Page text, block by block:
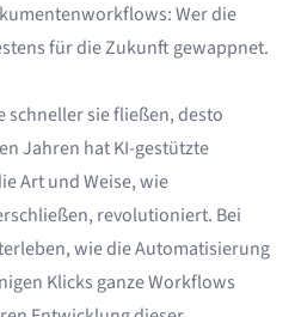
Wer die
für die Zukunft gewappnet.
schneller sie fließen, desto
Jahren hat KI-gestützte
Art und Weise, wie
revolutioniert. Bei
wie die Automatisierung
Klicks ganze Workflows